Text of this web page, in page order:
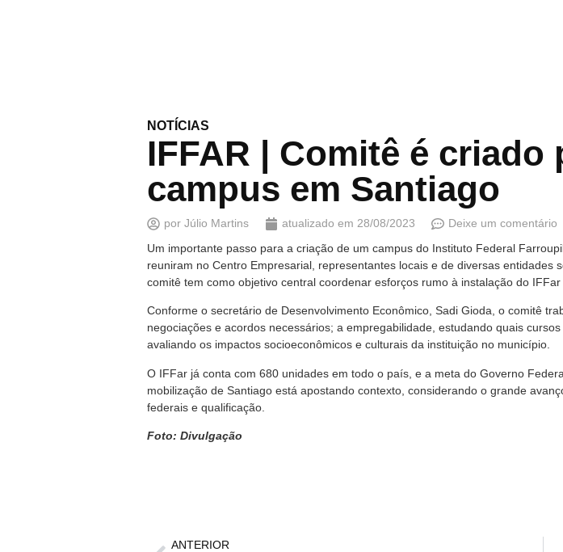
NOTÍCIAS
IFFAR | Comitê é criado
campus em Santiago
por Júlio Martins atualizado em 28/08/2023
Deixe um comentário
Um importante passo para a criação de um campus do Instituto Federal
reuniram no Centro Empresarial, representantes locais e de diversas
comitê tem como objetivo central coordenar esforços rumo à instalação do IFFar
Conforme o secretário de Desenvolvimento Econômico, Sadi Gioda, o comitê
negociações e acordos necessários; a empregabilidade, estudando quais
avaliando os impactos socioeconômicos e culturais da instituição no município.
O IFFar já conta com 680 unidades em todo o país, e a meta do Governo
mobilização de Santiago está apostando contexto, considerando o grande
federais e qualificação.
Foto: Divulgação
ANTERIOR